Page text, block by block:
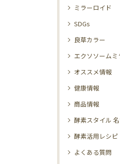
ミラーロイド
SDGs
良草カラー
エクソソーム
オススメ情報
健康情報
商品情報
酵素スタイル
酵素活用レシピ
よくある質問